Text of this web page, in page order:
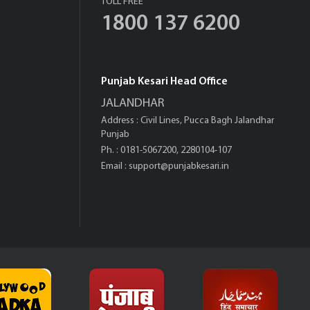
1800 137 6200
Punjab Kesari Head Office
JALANDHAR
Address : Civil Lines, Pucca Bagh Jalandhar
Punjab
Ph. : 0181-5067200, 2280104-107
Email : support@punjabkesari.in